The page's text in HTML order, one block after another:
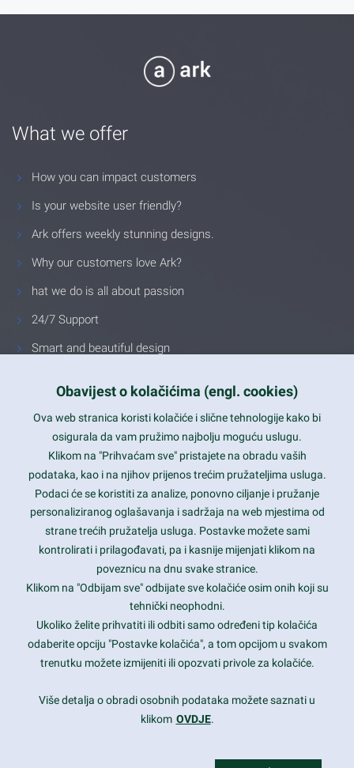
What we offer
How you can impact customers
Is your website user friendly?
Ark offers weekly stunning designs.
Why our customers love Ark?
hat we do is all about passion
24/7 Support
Smart and beautiful design
Latest trends and much more...
Contact Info
1600 Amphitheatre Parkway, Mountain View, CA 94043
prothemes.net@gmail.com
Daily: 9:00 am - 6:00 pm
Sunday: Closed
Copyright 2017FRESHFACE© All Rights Reserved
Obavijest o kolačićima (engl. cookies)
Ova web stranica koristi kolačiće i slične tehnologije kako bi
osigurala da vam pružimo najbolju moguću uslugu.
Klikom na "Prihvaćam sve" pristajete na obradu vaših
podataka, kao i na njihov prijenos trećim pružateljima usluga.
Podaci će se koristiti za analize, ponovno ciljanje i pružanje
personaliziranog oglašavanja i sadržaja na web mjestima od
strane trećih pružatelja usluga. Postavke možete sami
kontrolirati i prilagođavati, pa i kasnije mijenjati klikom na
poveznicu na dnu svake stranice.
Klikom na "Odbijam sve" odbijate sve kolačiće osim onih koji su
tehnički neophodni.
Ukoliko želite prihvatiti ili odbiti samo određeni tip kolačića
odaberite opciju "Postavke kolačića", a tom opcijom u svakom
trenutku možete izmijeniti ili opozvati privole za kolačiće.
Više detalja o obradi osobnih podataka možete saznati u
klikom OVDJE.